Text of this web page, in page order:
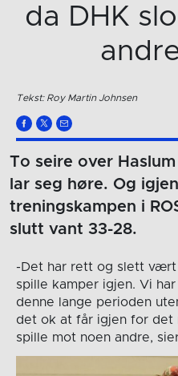
da DHK
Tekst: Roy Martin Johnsen
To seire over
lar seg høre. Og
treningskampen i
slutt vant 33-28.
-Det har rett og slett vært
spille kamper igjen. Vi
denne lange perioden
det ok at får igjen for det
spille mot noen andre,